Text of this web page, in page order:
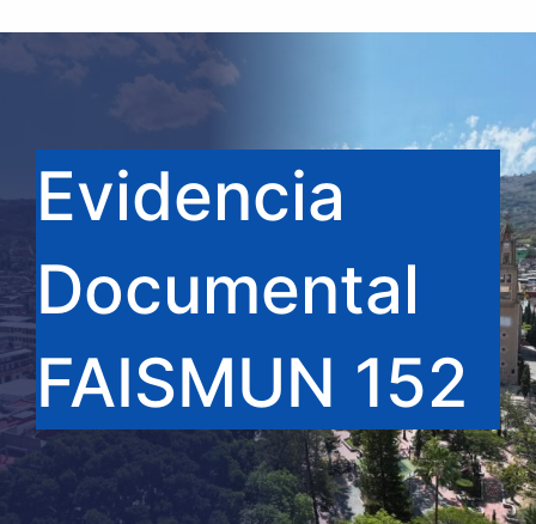
Evidencia
Documental
FAISMUN 152